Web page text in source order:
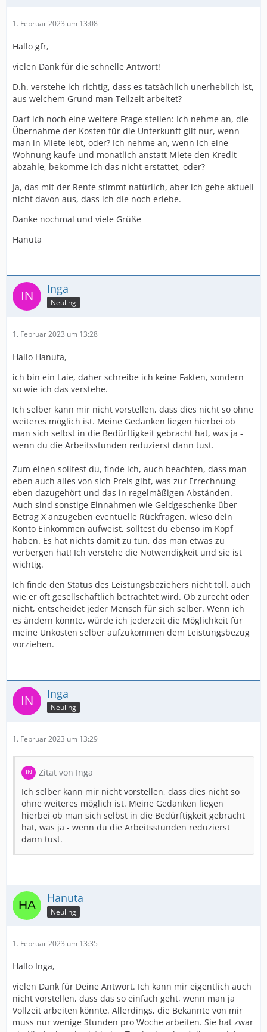
1. Februar 2023 um 13:08
Hallo gfr,
vielen Dank für die schnelle Antwort!
D.h. verstehe ich richtig, dass es tatsächlich unerheblich ist,
aus welchem Grund man Teilzeit arbeitet?
Darf ich noch eine weitere Frage stellen: Ich nehme an, die
Übernahme der Kosten für die Unterkunft gilt nur, wenn
man in Miete lebt, oder? Ich nehme an, wenn ich eine
Wohnung kaufe und monatlich anstatt Miete den Kredit
abzahle, bekomme ich das nicht erstattet, oder?
Ja, das mit der Rente stimmt natürlich, aber ich gehe aktuell
nicht davon aus, dass ich die noch erlebe.
Danke nochmal und viele Grüße
Hanuta
Inga
Neuling
1. Februar 2023 um 13:28
Hallo Hanuta,
ich bin ein Laie, daher schreibe ich keine Fakten, sondern
so wie ich das verstehe.
Ich selber kann mir nicht vorstellen, dass dies nicht so ohne
weiteres möglich ist. Meine Gedanken liegen hierbei ob
man sich selbst in die Bedürftigkeit gebracht hat, was ja -
wenn du die Arbeitsstunden reduzierst dann tust.
Zum einen solltest du, finde ich, auch beachten, dass man
eben auch alles von sich Preis gibt, was zur Errechnung
eben dazugehört und das in regelmäßigen Abständen.
Auch sind sonstige Einnahmen wie Geldgeschenke über
Betrag X anzugeben eventuelle Rückfragen, wieso dein
Konto Einkommen aufweist, solltest du ebenso im Kopf
haben. Es hat nichts damit zu tun, das man etwas zu
verbergen hat! Ich verstehe die Notwendigkeit und sie ist
wichtig.
Ich finde den Status des Leistungsbeziehers nicht toll, auch
wie er oft gesellschaftlich betrachtet wird. Ob zurecht oder
nicht, entscheidet jeder Mensch für sich selber. Wenn ich
es ändern könnte, würde ich jederzeit die Möglichkeit für
meine Unkosten selber aufzukommen dem Leistungsbezug
vorziehen.
Inga
Neuling
1. Februar 2023 um 13:29
Zitat von Inga
Ich selber kann mir nicht vorstellen, dass dies nichtso
ohne weiteres möglich ist. Meine Gedanken liegen
hierbei ob man sich selbst in die Bedürftigkeit gebracht
hat, was ja - wenn du die Arbeitsstunden reduzierst
dann tust.
Hanuta
Neuling
1. Februar 2023 um 13:35
Hallo Inga,
vielen Dank für Deine Antwort. Ich kann mir eigentlich auch
nicht vorstellen, dass das so einfach geht, wenn man ja
Vollzeit arbeiten könnte. Allerdings, die Bekannte von mir
muss nur wenige Stunden pro Woche arbeiten. Sie hat zwar